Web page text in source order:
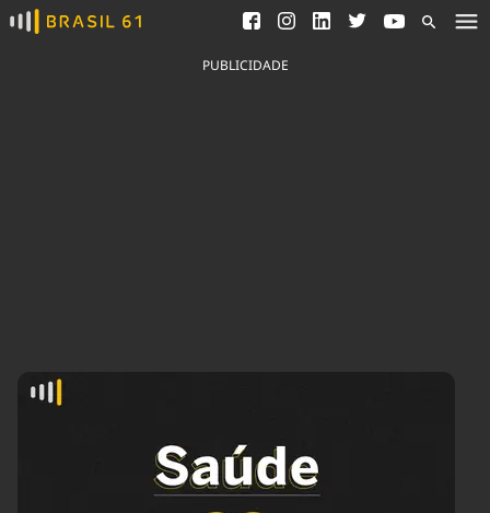
Ver todas as notícias
Saneamento
Indicadores
Agronegócios
Economia
Educação
Infraestrutura
Política
Saúde
Tempo
PUBLICIDADE